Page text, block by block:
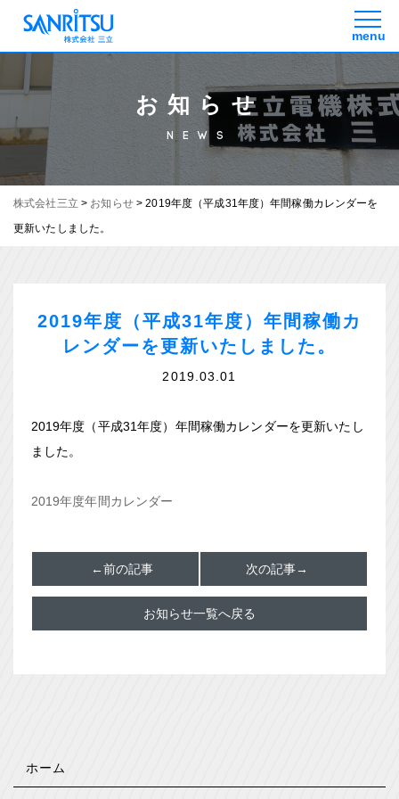
お知らせ
NEWS
株式会社三立 > お知らせ>2019年度（平成31年度）年間稼働カレンダーを
更新いたしました。
2019年度（平成31年度）年間稼働カ
レンダーを更新いたしました。
2019.03.01
2019年度（平成31年度）年間稼働カレンダーを更新いたし
ました。
2019年度年間カレンダー
←前の記事
お知らせ一覧へ戻る
次の記事→
ホーム